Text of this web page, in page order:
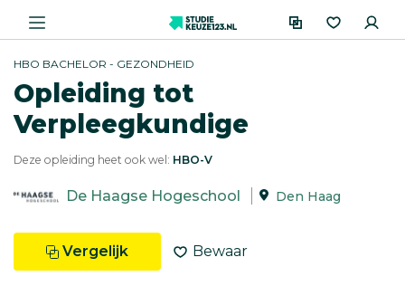
HBO BACHELOR - GEZONDHEID
Opleiding tot
Verpleegkundige
Deze opleiding heet ook wel: HBO-V
De Haagse Hogeschool Den Haag
Vergelijk Bewaar